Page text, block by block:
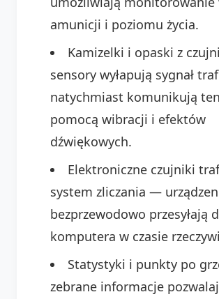
amunicji i poziomu życia.
Kamizelki i opaski z
sensory wyłapują sygnał
natychmiast komunikują
pomocą wibracji i efektów
dźwiękowych.
Elektroniczne czujniki
system zliczania —
bezprzewodowo przesyłają
komputera w czasie
Statystyki i punkty po
zebrane informacje